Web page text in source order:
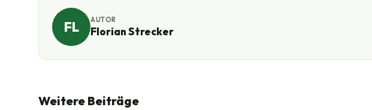
FL AUTOR
Florian Strecker
Weitere Beiträge